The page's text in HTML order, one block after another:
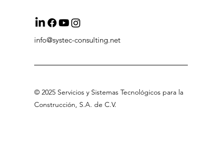
info@systec-consulting.net
© 2025 Servicios y Sistemas Tecnológicos para la
Construcción, S.A. de C.V.